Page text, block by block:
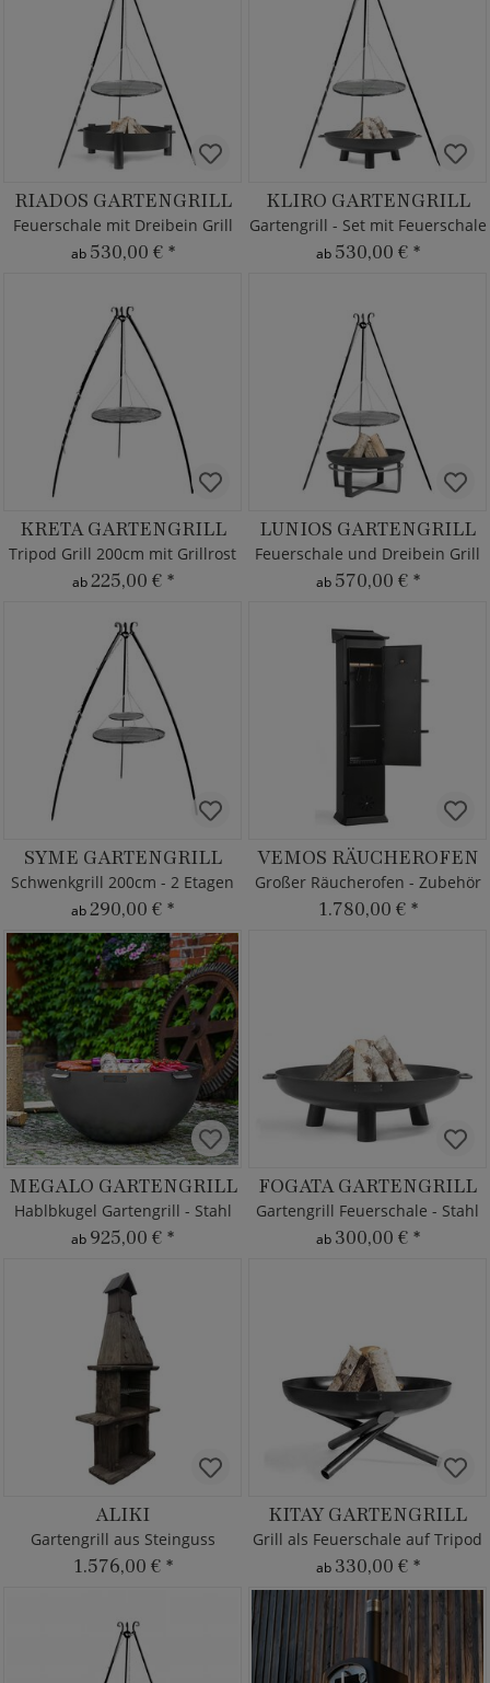
RIADOS GARTENGRILL
Feuerschale mit Dreibein Grill
ab 530,00 € *
KLIRO GARTENGRILL
Gartengrill - Set mit Feuerschale
ab 530,00 € *
KRETA GARTENGRILL
Tripod Grill 200cm mit Grillrost
ab225,00 € *
LUNIOS GARTENGRILL
Feuerschale und Dreibein Grill
ab 570,00 € *
SYME GARTENGRILL
Schwenkgrill 200cm - 2 Etagen
ab290,00 € *
VEMOS RÄUCHEROFEN
Großer Räucherofen - Zubehör
1.780,00 € *
MEGALO GARTENGRILL
Hablbkugel Gartengrill - Stahl
ab 925,00 € *
FOGATA GARTENGRILL
Gartengrill Feuerschale - Stahl
ab 300,00 € *
ALIKI
Gartengrill aus Steinguss
1.576,00 € *
KITAY GARTENGRILL
Grill als Feuerschale auf Tripod
ab 330,00 € *